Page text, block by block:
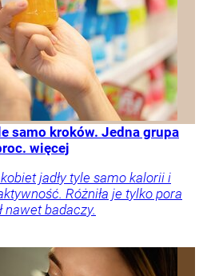
samo kroków. Jedna grupa
więcej
jadły tyle samo kalorii i
Różniła je tylko pora
nawet badaczy.